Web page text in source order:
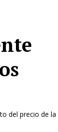
del precio de la